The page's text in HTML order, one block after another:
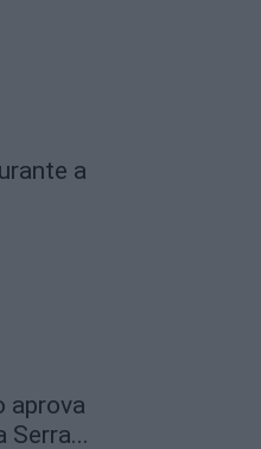
a
aprova
Serra...